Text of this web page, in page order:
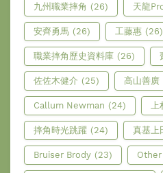
九州職業摔角 (26) 天龍
安齊勇馬 (26) 工藤惠 (26)
職業摔角歷史資料庫 (26)
佐佐木健介 (25) 高山善廣
Callum Newman (24)
摔角時光跳躍 (24) 真基上
Bruiser Brody (23) Other